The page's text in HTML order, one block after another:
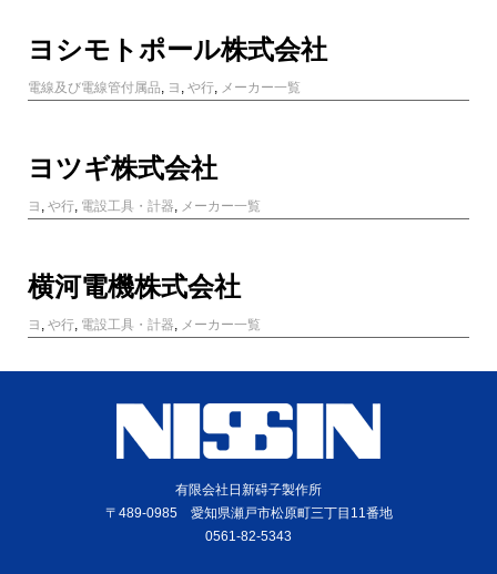
ヨシモトポール株式会社
電線及び電線管付属品, ヨ , や行, メーカー一覧
ヨツギ株式会社
ヨ , や行, 電設工具・計器, メーカー一覧
横河電機株式会社
ヨ , や行, 電設工具・計器, メーカー一覧
有限会社日新碍子製作所
〒489-0985 愛知県瀬戸市松原町三丁目11番地
0561-82-5343